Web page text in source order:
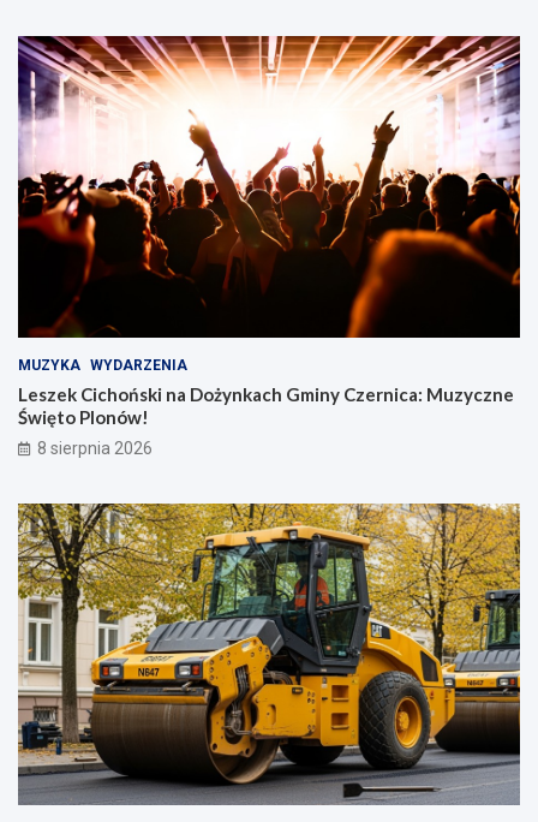
MUZYKA WYDARZENIA
Leszek Cichoński na Dożynkach Gminy Czernica: Muzyczne
Święto Plonów!
8 sierpnia 2026